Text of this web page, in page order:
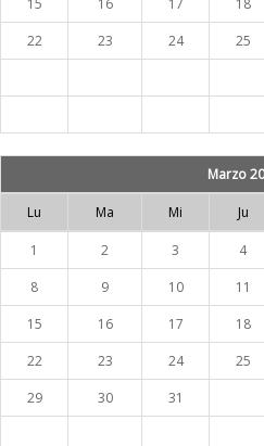
22
23 24 25
Marzo
Lu Ma Mi Ju
1 2 3 4
8
9 10 11
15
16 17 18
22
23 24 25
29
30 31